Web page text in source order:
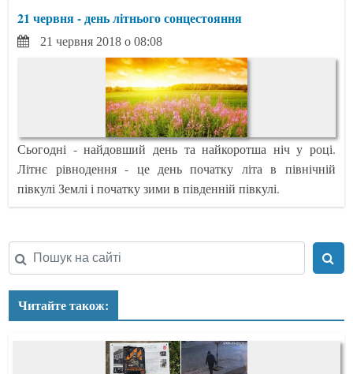
21 червня - день літнього сонцестояння
21 червня 2018 о 08:08
Сьогодні - найдовший день та найкоротша ніч у році.
Літнє рівнодення - це день початку літа в північній
півкулі Землі і початку зими в південній півкулі.
Читайте також: